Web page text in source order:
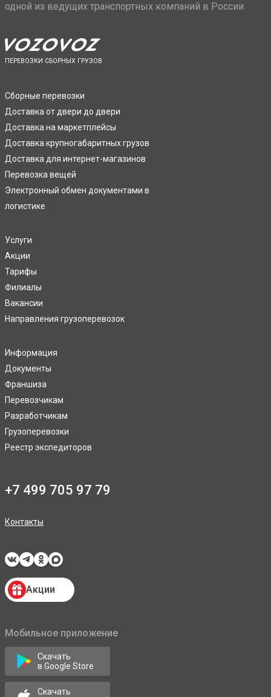
одной из ведущих транспортных компаний в России
ПЕРЕВОЗКИ СБОРНЫХ ГРУЗОВ
Сборные перевозки
Доставка от двери до двери
Доставка на маркетплейсы
Доставка крупногабаритных грузов
Доставка для интернет-магазинов
Перевозка вещей
Электронный обмен документами в
логистике
Услуги
Акции
Тарифы
Филиалы
Вакансии
Направления грузоперевозок
Информация
Документы
Франшиза
Перевозчикам
Разработчикам
Грузоперевозки
Реестр экспедиторов
+7 499 705 97 79
Контакты
Акции
Мобильное приложение
Скачать
в Google Store
Скачать